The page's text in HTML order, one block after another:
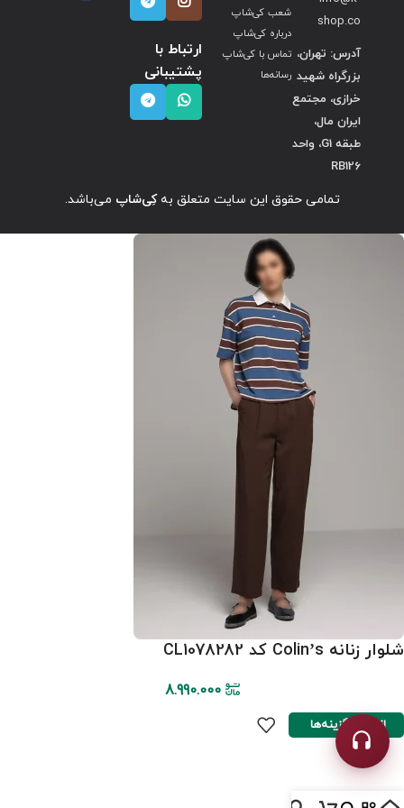
shop.co
آدرس: تهران،
بزرگراه شهید
خرازی، مجتمع
ایران مال،
طبقه G1، واحد
RB126
شعب کی‌شاپ
درباره کی‌شاپ
تماس با کی‌شاپ
رسانه‌ها
ارتباط با
پشتیبانی
تمامی حقوق این سایت متعلق بهکِی‌شاپ می‌باشد.
شلوار زنانه Colin’s کد CL1078282
8.990.000
انتخاب گزینه‌ها